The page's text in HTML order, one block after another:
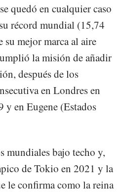
quedó en cualquier caso
récord mundial (15,74
su mejor marca al aire
la misión de añadir
después de los
en Londres en
y en Eugene (Estados
mundiales bajo techo y,
de Tokio en 2021 y la
le confirma como la reina